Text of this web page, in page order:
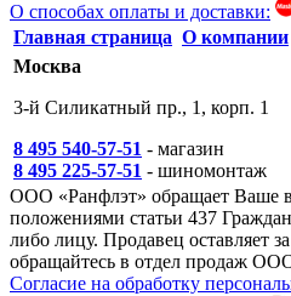
О способах оплаты и доставки:
Главная страница О компании
Москва
3-й Силикатный пр., 1, корп. 1
8 495 540-57-51 - магазин
8 495 225-57-51 - шиномонтаж
ООО «Ранфлэт» обращает Ваше
положениями статьи 437
либо лицу. Продавец оставляет
обращайтесь в отдел продаж
Согласие на обработку